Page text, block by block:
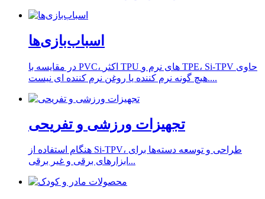
اسباب‌بازی‌ها
در مقایسه با PVC، اکثر TPU های نرم و TPE، Si-TPV حاوی
هیچ گونه نرم کننده یا روغن نرم کننده ای نیست....
تجهیزات ورزشی و تفریحی
هنگام استفاده از Si-TPV، طراحی و توسعه دسته‌ها برای
ابزارهای برقی و غیر برقی...